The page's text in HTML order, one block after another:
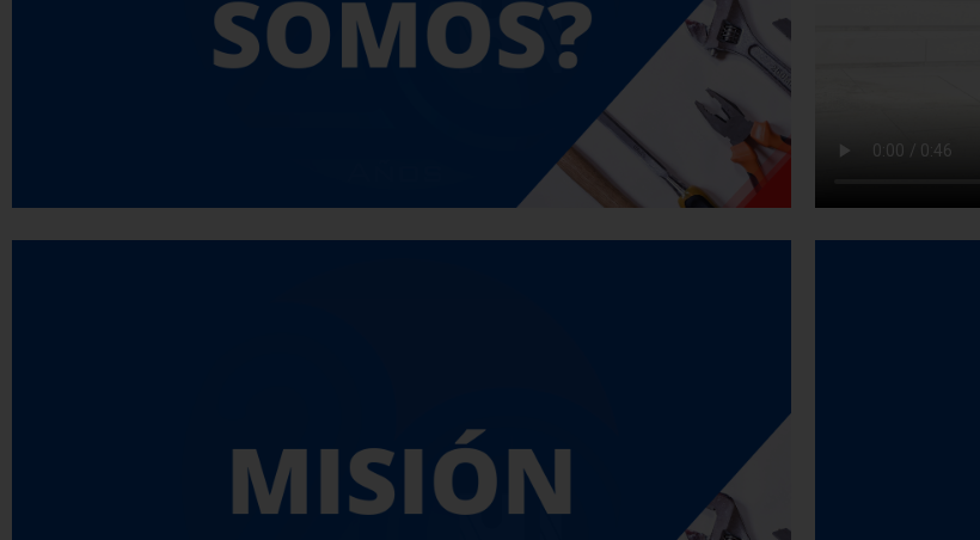
sector industrial del reconocimiento y credibilidad de las mejores
organizaciones a nivel nacional.
limpieza, medición, maquinaria industrial, calibración, seguridad
industrial y servicio técnico, para ser utilizados en el área industrial,
con altos estándares de calidad, contando con el apoyo de un
equipo humano idóneo con principios éticos, competitivos y con
a nivel
para